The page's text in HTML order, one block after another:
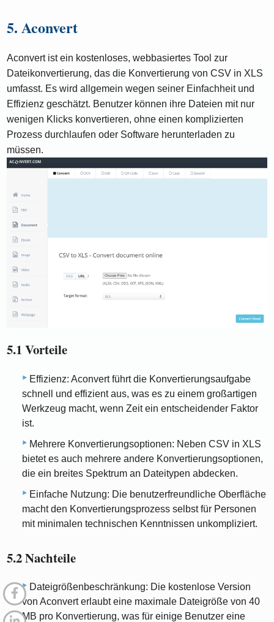
5. Aconvert
Aconvert ist ein kostenloses, webbasiertes Tool zur
Dateikonvertierung, das die Konvertierung von CSV in XLS
umfasst. Es wird allgemein wegen seiner Einfachheit und
Effizienz geschätzt. Benutzer können ihre Dateien mit nur
wenigen Klicks konvertieren, ohne einen komplizierten
Prozess durchlaufen oder Software herunterladen zu
müssen.
5.1 Vorteile
Effizienz: Aconvert führt die Konvertierungsaufgabe
schnell und effizient aus, was es zu einem großartigen
Werkzeug macht, wenn Zeit ein entscheidender Faktor
ist.
Mehrere Konvertierungsoptionen: Neben CSV in XLS
bietet es auch mehrere andere Konvertierungsoptionen,
die ein breites Spektrum an Dateitypen abdecken.
Einfache Nutzung: Die benutzerfreundliche Oberfläche
macht den Konvertierungsprozess selbst für Personen
mit minimalen technischen Kenntnissen unkompliziert.
5.2 Nachteile
Dateigrößenbeschränkung: Die kostenlose Version
von Aconvert erlaubt eine maximale Dateigröße von 40
MB pro Konvertierung, was für einige Benutzer eine